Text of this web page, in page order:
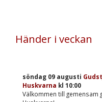
Händer i veckan
söndag 09 augusti
Huskvarna kl 10:00
Välkommen till gemensam